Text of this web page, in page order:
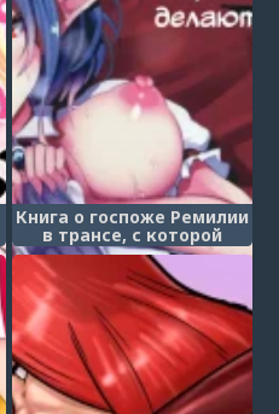
Книга о госпоже Ремилии
в трансе, с которой
делают что хотят (Ishiki
ga Kondaku Gimi na
Remilia Ojou-Sama ga
Sukikatte Sarechau Hon)